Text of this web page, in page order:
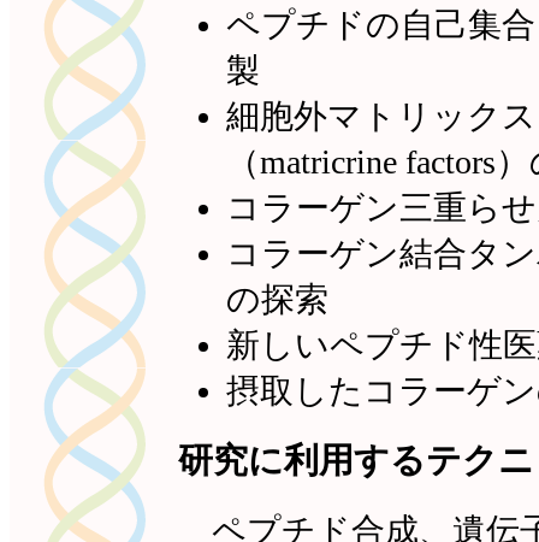
ペプチドの自己集
製
細胞外マトリック
（matricrine factors
コラーゲン三重ら
コラーゲン結合タ
の探索
新しいペプチド性
摂取したコラーゲ
研究に利用するテク
ペプチド合成、遺伝